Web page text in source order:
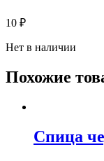
10 ₽
Нет в наличии
Похожие
Спица